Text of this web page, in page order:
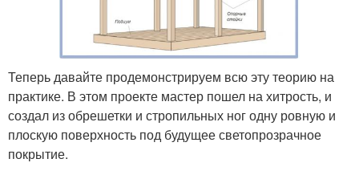
Теперь давайте продемонстрируем всю эту теорию на
практике. В этом проекте мастер пошел на хитрость, и
создал из обрешетки и стропильных ног одну ровную и
плоскую поверхность под будущее светопрозрачное
покрытие.